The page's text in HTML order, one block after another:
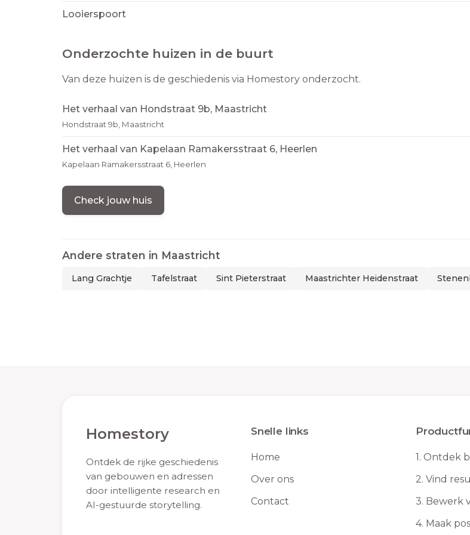
Looierspoort
Onderzochte huizen in de buurt
Van deze huizen is de geschiedenis via Homestory onderzocht.
Het verhaal van Hondstraat 9b, Maastricht
Hondstraat 9b, Maastricht
Het verhaal van Kapelaan Ramakersstraat 6, Heerlen
Kapelaan Ramakersstraat 6, Heerlen
Check jouw huis
Andere straten in Maastricht
Lang Grachtje Tafelstraat Sint Pieterstraat Maastrichter Heidenstraat
Homestory
Ontdek de rijke geschiedenis
van gebouwen en adressen
door intelligente research en
AI-gestuurde storytelling.
Snelle links
Home
Over ons
Contact
1. Ontdek
2. Vind
3. Bewerk
4. Maak